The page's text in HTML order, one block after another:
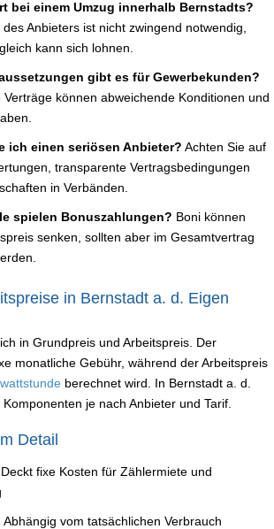
bei einem Umzug innerhalb Bernstadts?
Anbieters ist nicht zwingend notwendig,
kann sich lohnen.
gibt es für Gewerbekunden?
Verträge können abweichende Konditionen und
ich einen seriösen Anbieter? Achten Sie auf
transparente Vertragsbedingungen
in Verbänden.
spielen Bonuszahlungen? Boni können
senken, sollten aber im Gesamtvertrag
in Bernstadt a. d. Eigen
in Grundpreis und Arbeitspreis. Der
monatliche Gebühr, während der Arbeitspreis
berechnet wird. In Bernstadt a. d.
je nach Anbieter und Tarif.
Detail
fixe Kosten für Zählermiete und
Abhängig vom tatsächlichen Verbrauch